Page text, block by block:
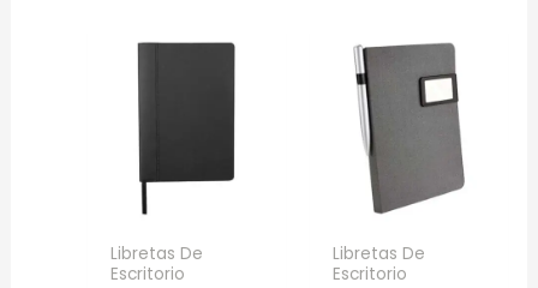
Libretas De
Escritorio
Libretas De
Escritorio